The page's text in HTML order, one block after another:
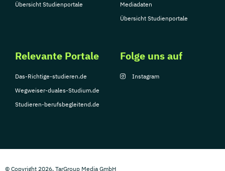
Übersicht Studienportale
Mediadaten
Übersicht Studienportale
Relevante Portale
Das-Richtige-studieren.de
Wegweiser-duales-Studium.de
Studieren-berufsbegleitend.de
Folge uns auf
Instagram
© Copyright 2026, TarGroup Media GmbH